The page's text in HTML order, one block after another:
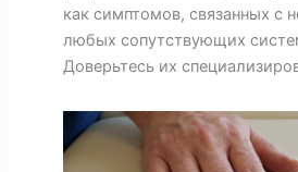
как симптомов, связанных с
любых сопутствующих
Доверьтесь их